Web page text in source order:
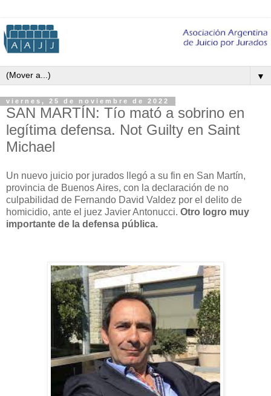
▼
viernes, 25 de noviembre de 2022
SAN MARTÍN: Tío mató a sobrino en
legítima defensa. Not Guilty en Saint
Michael
Un nuevo juicio por jurados llegó a su fin en San Martín,
provincia de Buenos Aires, con la declaración de no
culpabilidad de Fernando David Valdez por el delito de
homicidio, ante el juez Javier Antonucci. Otro logro muy
importante de la defensa pública.